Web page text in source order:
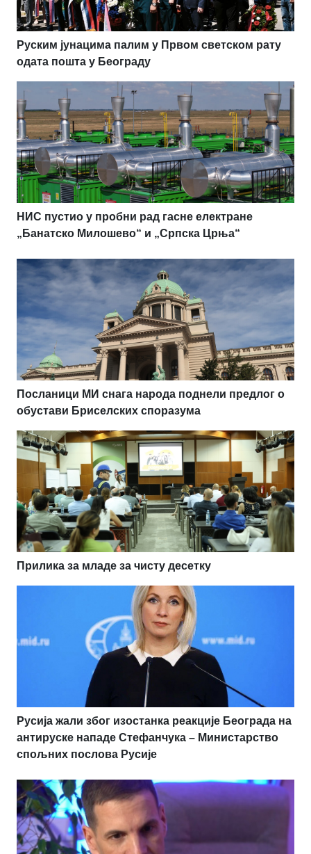
Руским јунацима палим у Првом светском рату
одата пошта у Београду
НИС пустио у пробни рад гасне електране
„Банатско Милошево“ и „Српска Црња“
Посланици МИ снага народа поднели предлог о
обустави Бриселских споразума
Прилика за младе за чисту десетку
Русија жали због изостанка реакције Београда на
антируске нападе Стефанчука – Министарство
спољних послова Русије